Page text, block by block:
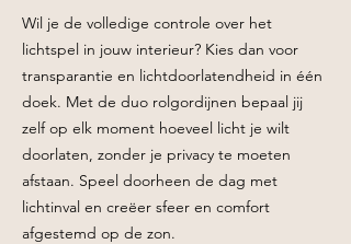
Wil je de volledige controle over het
lichtspel in jouw interieur? Kies dan voor
transparantie en lichtdoorlatendheid in één
doek. Met de duo rolgordijnen bepaal jij
zelf op elk moment hoeveel licht je wilt
doorlaten, zonder je privacy te moeten
afstaan. Speel doorheen de dag met
lichtinval en creëer sfeer en comfort
afgestemd op de zon.